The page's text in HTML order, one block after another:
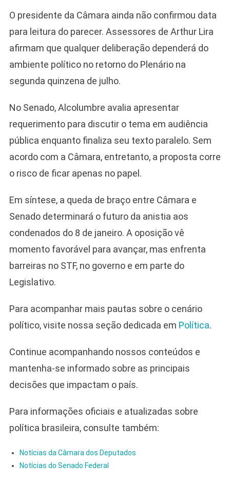
O presidente da Câmara ainda não confirmou data
para leitura do parecer. Assessores de Arthur Lira
afirmam que qualquer deliberação dependerá do
ambiente político no retorno do Plenário na
segunda quinzena de julho.
No Senado, Alcolumbre avalia apresentar
requerimento para discutir o tema em audiência
pública enquanto finaliza seu texto paralelo. Sem
acordo com a Câmara, entretanto, a proposta corre
o risco de ficar apenas no papel.
Em síntese, a queda de braço entre Câmara e
Senado determinará o futuro da anistia aos
condenados do 8 de janeiro. A oposição vê
momento favorável para avançar, mas enfrenta
barreiras no STF, no governo e em parte do
Legislativo.
Para acompanhar mais pautas sobre o cenário
político, visite nossa seção dedicada em Política.
Continue acompanhando nossos conteúdos e
mantenha-se informado sobre as principais
decisões que impactam o país.
Para informações oficiais e atualizadas sobre
política brasileira, consulte também:
Notícias da Câmara dos Deputados
Notícias do Senado Federal